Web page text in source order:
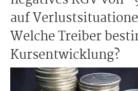
auf
Welche Treiber
Kursentwicklung?